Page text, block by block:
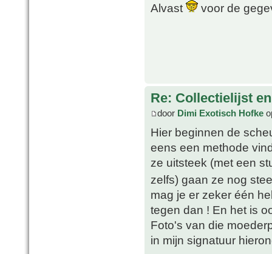
Alvast
voor de
Re: Collectielijst
door Dimi Exotisch Hofke
Hier beginnen de
eens een methode
ze uitsteek (met een
zelfs) gaan ze nog
mag je er zeker één
tegen dan ! En het is
Foto's van die
in mijn signatuur